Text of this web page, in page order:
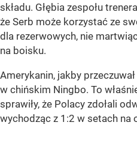
składu. Głębia zespołu
że Serb może korzystać ze
dla rezerwowych, nie
na boisku.
Amerykanin, jakby
w chińskim Ningbo. To
sprawiły, że Polacy zdołali
wychodząc z 1:2 w setach na